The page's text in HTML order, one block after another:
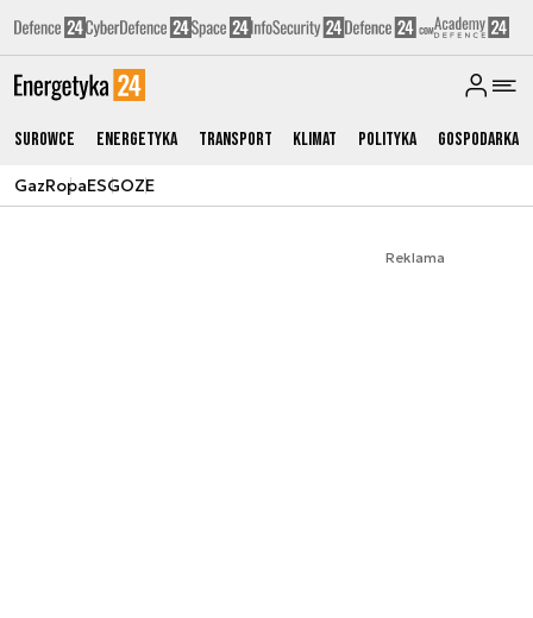
Surowce Energetyka Transport Klimat Polityka Gospodarka
GazRopaESGOZE
Reklama